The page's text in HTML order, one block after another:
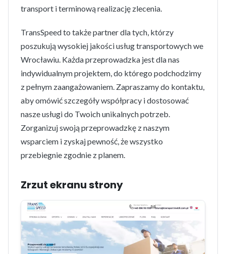
transport i terminową realizację zlecenia.
TransSpeed to także partner dla tych, którzy
poszukują wysokiej jakości usług transportowych we
Wrocławiu. Każda przeprowadzka jest dla nas
indywidualnym projektem, do którego podchodzimy
z pełnym zaangażowaniem. Zapraszamy do kontaktu,
aby omówić szczegóły współpracy i dostosować
nasze usługi do Twoich unikalnych potrzeb.
Zorganizuj swoją przeprowadzkę z naszym
wsparciem i zyskaj pewność, że wszystko
przebiegnie zgodnie z planem.
Zrzut ekranu strony